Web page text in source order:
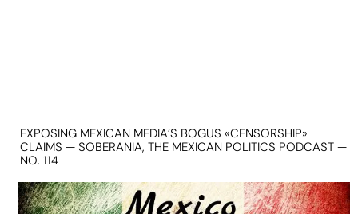
EXPOSING MEXICAN MEDIA’S BOGUS «CENSORSHIP»
CLAIMS — SOBERANIA, THE MEXICAN POLITICS PODCAST —
NO. 114